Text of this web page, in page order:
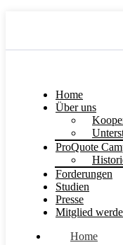
Home
Über uns
ProQuote
Forderungen
Studien
Presse
Mitglied
Home